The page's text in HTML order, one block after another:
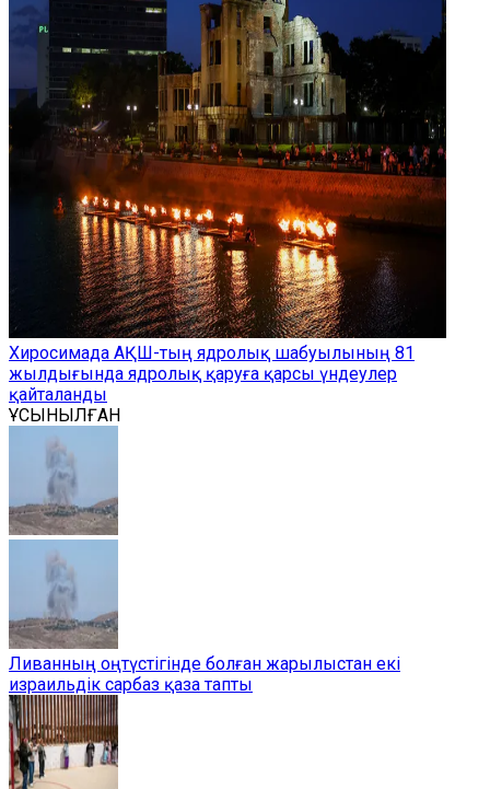
Хиросимада АҚШ-тың ядролық шабуылының 81
жылдығында ядролық қаруға қарсы үндеулер
қайталанды
ҰСЫНЫЛҒАН
Ливанның оңтүстігінде болған жарылыстан екі
израильдік сарбаз қаза тапты